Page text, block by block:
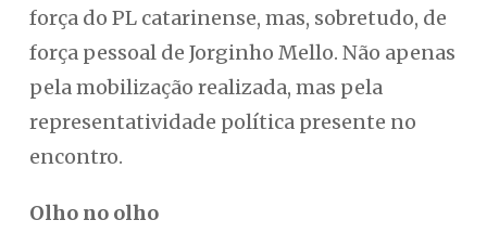
força do PL catarinense, mas, sobretudo, de
força pessoal de Jorginho Mello. Não apenas
pela mobilização realizada, mas pela
representatividade política presente no
encontro.
Olho no olho